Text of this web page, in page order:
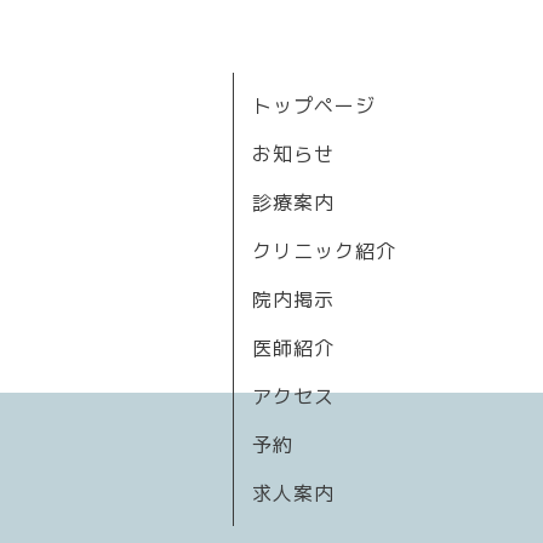
トップページ
お知らせ
診療案内
クリニック紹介
院内掲示
医師紹介
アクセス
予約
求人案内